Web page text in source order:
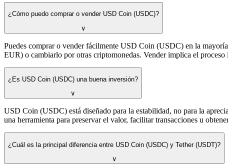
¿Cómo puedo comprar o vender USD Coin (USDC)?
∨
Puedes comprar o vender fácilmente USD Coin (USDC) en la
EUR) o cambiarlo por otras criptomonedas. Vender implica el proceso
¿Es USD Coin (USDC) una buena inversión?
∨
USD Coin (USDC) está diseñado para la estabilidad, no para la
una herramienta para preservar el valor, facilitar transacciones u
¿Cuál es la principal diferencia entre USD Coin (USDC) y Tether (USDT)?
∨